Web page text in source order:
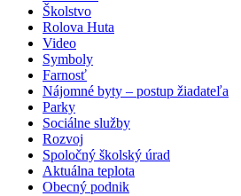
Školstvo
Rolova Huta
Video
Symboly
Farnosť
Nájomné byty – postup žiadateľa
Parky
Sociálne služby
Rozvoj
Spoločný školský úrad
Aktuálna teplota
Obecný podnik